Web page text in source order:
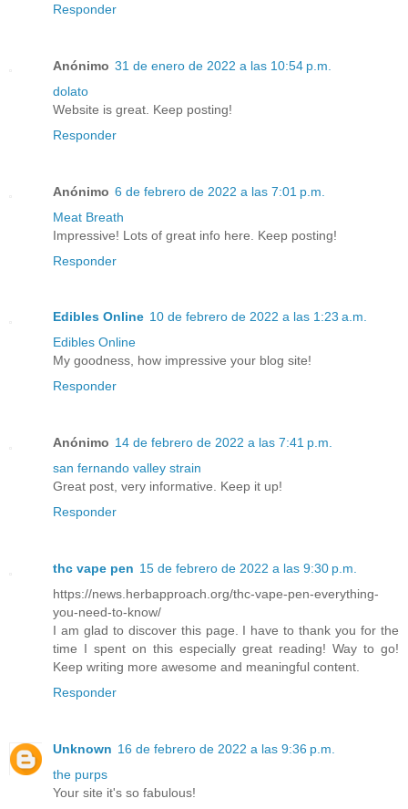
Responder
Anónimo 31 de enero de 2022 a las 10:54 p.m.
dolato
Website is great. Keep posting!
Responder
Anónimo 6 de febrero de 2022 a las 7:01 p.m.
Meat Breath
Impressive! Lots of great info here. Keep posting!
Responder
Edibles Online 10 de febrero de 2022 a las 1:23 a.m.
Edibles Online
My goodness, how impressive your blog site!
Responder
Anónimo 14 de febrero de 2022 a las 7:41 p.m.
san fernando valley strain
Great post, very informative. Keep it up!
Responder
thc vape pen 15 de febrero de 2022 a las 9:30 p.m.
https://news.herbapproach.org/thc-vape-pen-everything-
you-need-to-know/
I am glad to discover this page. I have to thank you for the
time I spent on this especially great reading! Way to go!
Keep writing more awesome and meaningful content.
Responder
Unknown 16 de febrero de 2022 a las 9:36 p.m.
the purps
Your site it's so fabulous!